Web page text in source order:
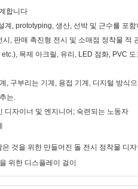
합니다
계, prototyping, 생산, 선박 및 근수를 포
, 판매 촉진형 전시 및 소매점 정착물 적
목제 아크릴, 유리, LED 점화, PVC
, 구부리는 기계, 용접 기계, 디지털 방식
는.
디자이너 및 엔지니어; 숙련되는 노동자
것을 위한 만들어진 돌 전시 정착물 디
위한 디스플레이 걸이